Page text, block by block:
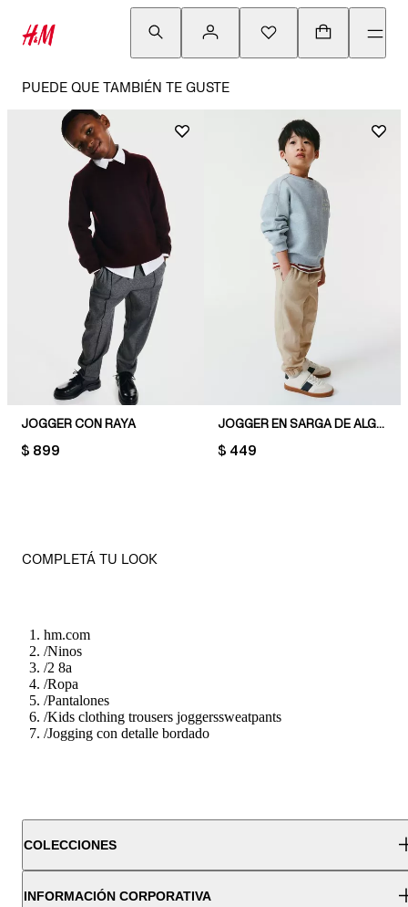
PUEDE QUE TAMBIÉN TE GUSTE
JOGGER CON RAYA
PRICE:
$ 899
JOGGER EN SARGA DE ALGODÓN
PRICE:
$ 449
COMPLETÁ TU LOOK
hm.com
/Ninos
/2 8a
/Ropa
/Pantalones
/Kids clothing trousers joggerssweatpants
/Jogging con detalle bordado
COLECCIONES
INFORMACIÓN CORPORATIVA